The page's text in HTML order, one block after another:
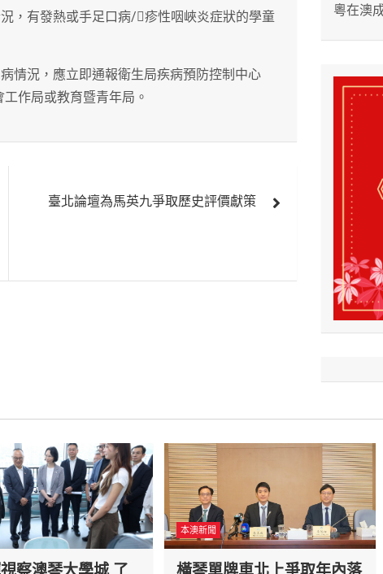
，有發熱或手足口病/疹性咽峽炎症狀的學童
情況，應立即通報衛生局疾病預防控制中心
工作局或教育暨青年局。
臺北論壇為馬英九爭取歷史評價獻策
粵在澳
本澳新聞